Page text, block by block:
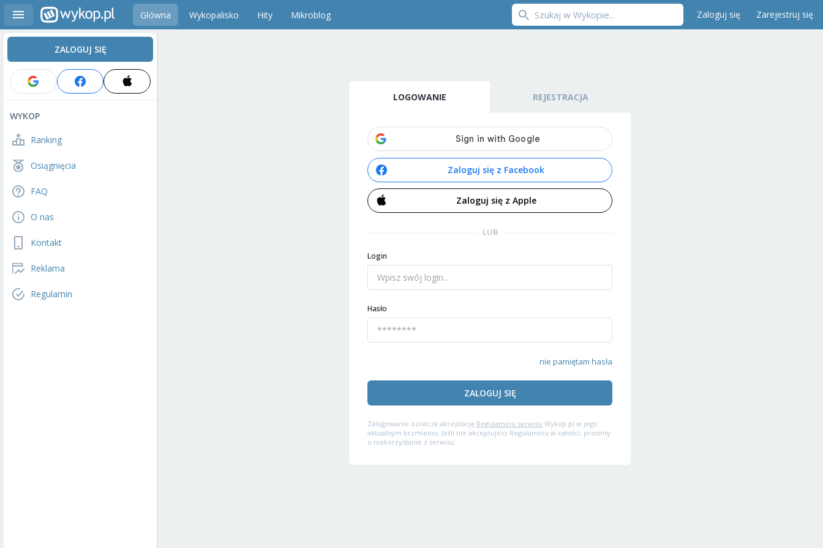
Główna Wykopalisko Hity Mikroblog Zaloguj się Zarejestruj się
ZALOGUJ SIĘ
WYKOP
Ranking
Osiągnięcia
FAQ
O nas
Kontakt
Reklama
Regulamin
LOGOWANIE REJESTRACJA
Zaloguj się z Facebook
Zaloguj się z Apple
LUB
Login
Hasło
nie pamiętam hasła
ZALOGUJ SIĘ
Zalogowanie oznacza akceptację Regulaminu serwisu Wykop.pl w jego
aktualnym brzmieniu. Jeśli nie akceptujesz Regulaminu w całości, prosimy
o niekorzystanie z serwisu.